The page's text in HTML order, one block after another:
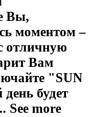
Вы,
моментом –
отличную
Вам
"SUN
будет
See more